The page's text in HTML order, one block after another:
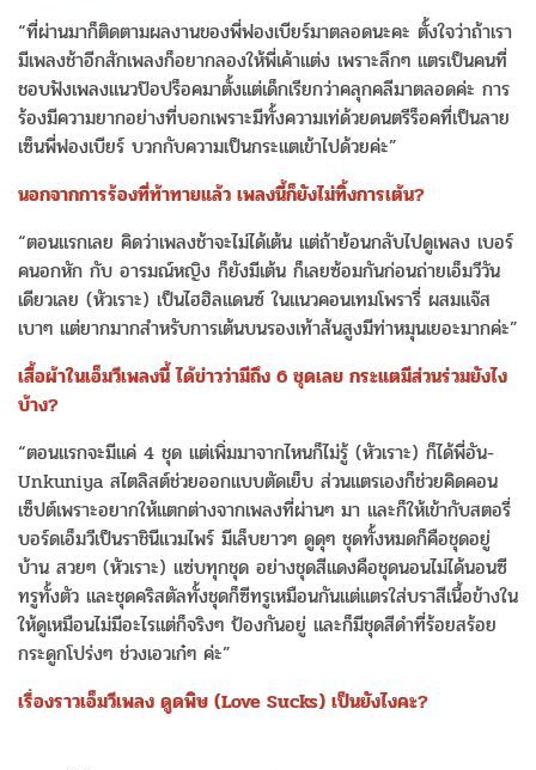
“ที่ผ่านมาก็ติดตามผลงานของพี่ฟองเบียร์มาตลอดนะคะ ตั้งใจว่าถ้าเรา
มีเพลงช้าอีกสักเพลงก็อยากลองให้พี่เค้าแต่ง เพราะลึกๆ แตรเป็นคนที่
ชอบฟังเพลงแนวป๊อปร็อคมาตั้งแต่เด็กเรียกว่าคลุกคลีมาตลอดค่ะ การ
ร้องมีความยากอย่างที่บอกเพราะมีทั้งความเท่ด้วยดนตรีร็อคที่เป็นลาย
เซ็นพี่ฟองเบียร์ บวกกับความเป็นกระแตเข้าไปด้วยค่ะ”
นอกจากการร้องที่ท้าทายแล้ว เพลงนี้ก็ยังไม่ทิ้งการเต้น?
“ตอนแรกเลย คิดว่าเพลงช้าจะไม่ได้เต้น แต่ถ้าย้อนกลับไปดูเพลง เบอร์
คนอกหัก กับ อารมณ์หญิง ก็ยังมีเต้น ก็เลยซ้อมกันก่อนถ่ายเอ็มวีวัน
เดียวเลย (หัวเราะ) เป็นไฮฮิลแดนซ์ ในแนวคอนเทมโพรารี่ ผสมแจ๊ส
เบาๆ แต่ยากมากสำหรับการเต้นบนรองเท้าส้นสูงมีท่าหมุนเยอะมากค่ะ”
เสื้อผ้าในเอ็มวีเพลงนี้ ได้ข่าวว่ามีถึง 6 ชุดเลย กระแตมีส่วนร่วมยังไง
บ้าง?
“ตอนแรกจะมีแค่ 4 ชุด แต่เพิ่มมาจากไหนก็ไม่รู้ (หัวเราะ) ก็ได้พี่อัน-
Unkuniya สไตลิสต์ช่วยออกแบบตัดเย็บ ส่วนแตรเองก็ช่วยคิดคอน
เซ็ปต์เพราะอยากให้แตกต่างจากเพลงที่ผ่านๆ มา และก็ให้เข้ากับสตอรี่
บอร์ดเอ็มวีเป็นราชินีแวมไพร์ มีเล็บยาวๆ ดูดุๆ ชุดทั้งหมดก็คือชุดอยู่
บ้าน สวยๆ (หัวเราะ) แซ่บทุกชุด อย่างชุดสีแดงคือชุดนอนไม่ได้นอนซี
ทรูทั้งตัว และชุดคริสตัลทั้งชุดก็ซีทรูเหมือนกันแต่แตรใส่บราสีเนื้อข้างใน
ให้ดูเหมือนไม่มีอะไรแต่ก็จริงๆ ป้องกันอยู่ และก็มีชุดสีดำที่ร้อยสร้อย
กระดูกโปร่งๆ ช่วงเอวเก๋ๆ ค่ะ”
เรื่องราวเอ็มวีเพลง ดูดพิษ (Love Sucks) เป็นยังไงคะ?